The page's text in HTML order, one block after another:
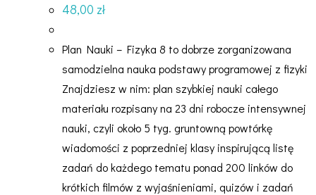
48,00 zł
Plan Nauki – Fizyka 8 to dobrze zorganizowana
samodzielna nauka podstawy programowej z fizyki
Znajdziesz w nim: plan szybkiej nauki całego
materiału rozpisany na 23 dni robocze intensywnej
nauki, czyli około 5 tyg. gruntowną powtórkę
wiadomości z poprzedniej klasy inspirującą listę
zadań do każdego tematu ponad 200 linków do
krótkich filmów z wyjaśnieniami, quizów i zadań